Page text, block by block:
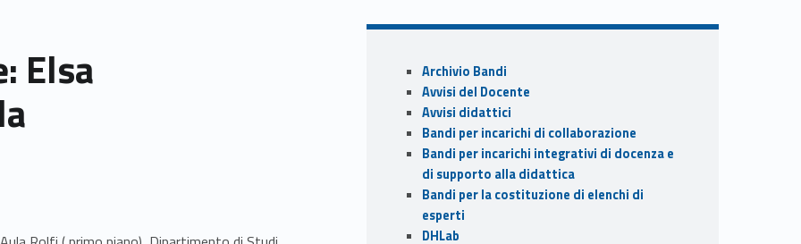
Elsa Sidebar
Archivio Bandi
Avvisi del Docente
Avvisi didattici
Bandi per incarichi di collaborazione
Bandi per incarichi integrativi di docenza e
di supporto alla didattica
Bandi per la costituzione di elenchi di
esperti
DHLab